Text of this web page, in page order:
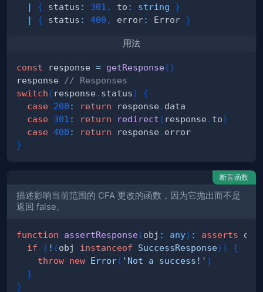
|
{ status : 301 , to : string
}
|
{ status : 400 , error: Error }
用法
const response = getResponse( )
response
// Responses
switch ( response . status)
{
case 200 : return response .
case 301 : return redirect ( response . to)
case 400 : return response .
}
断言函数
描述影响当前范围的 CFA 更改的函数，因为它抛出而不是
返回 false。
function assertResponse(obj : any) : asserts
if
( ! (obj instanceof SuccessResponse) )
{
throw new Error( 'Not a success!' )
}
}